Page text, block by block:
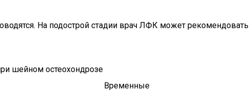
На подострой стадии врач ЛФК может
шейном остеохондрозе
Временные